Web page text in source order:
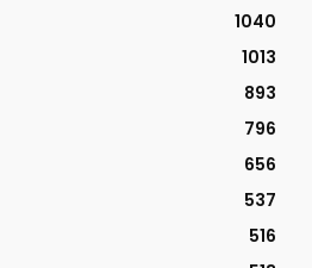
1040
1013
893
796
656
537
516